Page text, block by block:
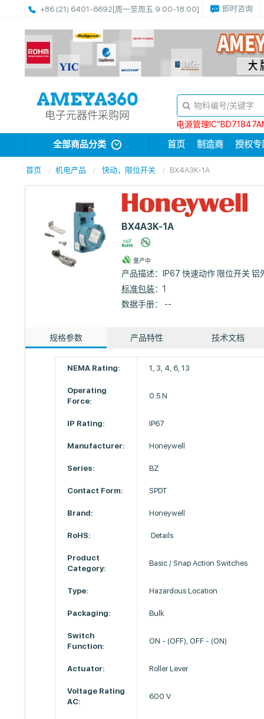
+86 (21) 6401-6692[周一至周五 9:00-18:00] 即时咨询
电子元器件采购网
电源管理
全部商品分类 首页 制造商 授权专
首页 机电产品 快动，限位开关 BX4A3K-1A
BX4A3K-1A
量产中
产品描述：
IP67 快速动作 限位开关
标准包装：1
数据手册： --
规格参数 产品特性 技术文档
NEMA Rating: 1, 3, 4, 6, 13
Operating
Force:
0.5 N
IP Rating: IP67
Manufacturer: Honeywell
Series: BZ
Contact Form: SPDT
Brand: Honeywell
RoHS: Details
Product
Category:
Basic / Snap Action Switches
Type: Hazardous Location
Packaging: Bulk
Switch
Function:
ON - (OFF), OFF - (ON)
Actuator: Roller Lever
Voltage Rating
AC:
600 V